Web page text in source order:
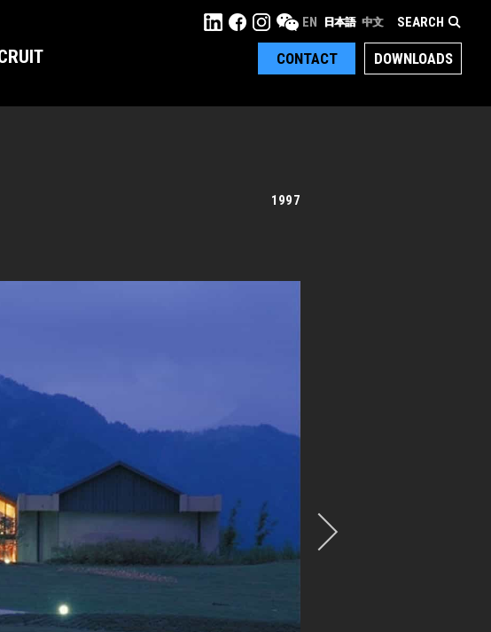
DOWNLOADS
CONTACT
SEARCH
EN 日本語 中文
1997